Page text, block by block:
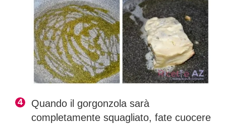
Quando il gorgonzola sarà
completamente squagliato, fate cuocere